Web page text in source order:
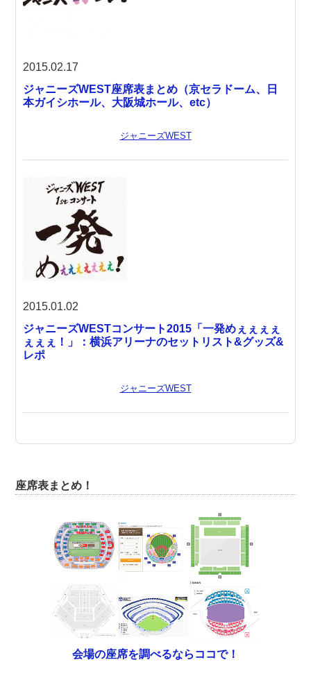
2015.02.17
ジャニーズWEST座席表まとめ（京セラドーム、日
本ガイシホール、大阪城ホール、etc）
ジャニーズWEST
2015.01.02
ジャニーズWESTコンサート2015「一発めぇぇぇぇ
ぇぇぇ！」：横浜アリーナのセットリスト&グッズ&
レポ
ジャニーズWEST
座席表まとめ！
会場の座席を調べるならココで！